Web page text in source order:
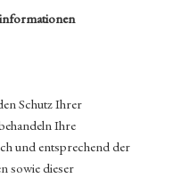
Schutz Ihrer
Ihre
und entsprechend der
sowie dieser